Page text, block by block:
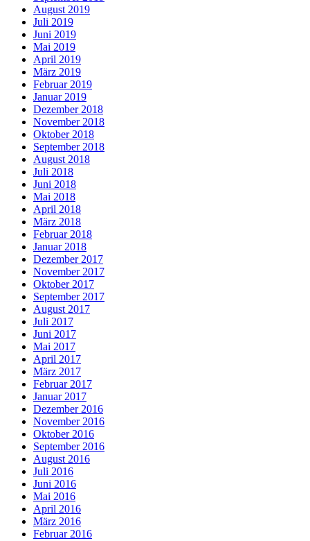
August 2019
Juli 2019
Juni 2019
Mai 2019
April 2019
März 2019
Februar 2019
Januar 2019
Dezember 2018
November 2018
Oktober 2018
September 2018
August 2018
Juli 2018
Juni 2018
Mai 2018
April 2018
März 2018
Februar 2018
Januar 2018
Dezember 2017
November 2017
Oktober 2017
September 2017
August 2017
Juli 2017
Juni 2017
Mai 2017
April 2017
März 2017
Februar 2017
Januar 2017
Dezember 2016
November 2016
Oktober 2016
September 2016
August 2016
Juli 2016
Juni 2016
Mai 2016
April 2016
März 2016
Februar 2016